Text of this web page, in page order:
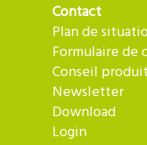
Contact
Plan de
Formulaire de
Conseil
Newsletter
Download
Login